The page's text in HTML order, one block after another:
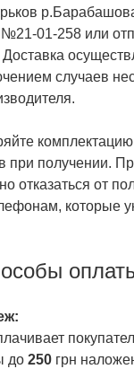
01-258 или
случаев
при получении.
отказаться от
которые
до 250 грн